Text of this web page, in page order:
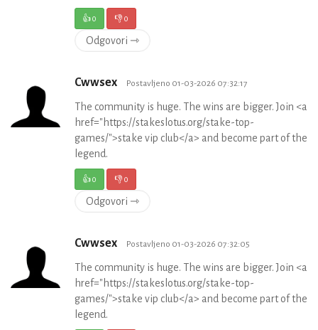
👍0 👎0
Odgovori ⇾
Cwwsex Postavljeno 01-03-2026 07:32:17
The community is huge. The wins are bigger. Join <a
href="https://stakeslotus.org/stake-top-
games/">stake vip club</a> and become part of the
legend.
👍0 👎0
Odgovori ⇾
Cwwsex Postavljeno 01-03-2026 07:32:05
The community is huge. The wins are bigger. Join <a
href="https://stakeslotus.org/stake-top-
games/">stake vip club</a> and become part of the
legend.